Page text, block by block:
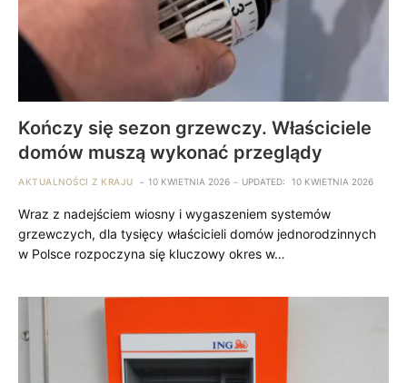
Kończy się sezon grzewczy. Właściciele
domów muszą wykonać przeglądy
AKTUALNOŚCI Z KRAJU 10 KWIETNIA 2026 UPDATED: 10 KWIETNIA 2026
Wraz z nadejściem wiosny i wygaszeniem systemów
grzewczych, dla tysięcy właścicieli domów jednorodzinnych
w Polsce rozpoczyna się kluczowy okres w…